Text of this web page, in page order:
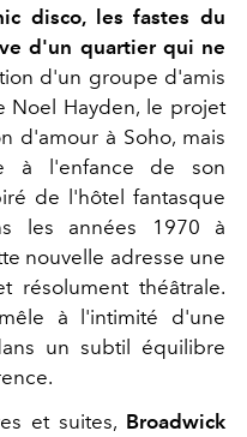
disco, les fastes du
d'un quartier qui ne
d'un groupe d'amis
Noel Hayden, le projet
d'amour à Soho, mais
à l'enfance de son
de l'hôtel fantasque
les années 1970 à
nouvelle adresse une
résolument théâtrale.
à l'intimité d'une
un subtil équilibre
et suites, Broadwick